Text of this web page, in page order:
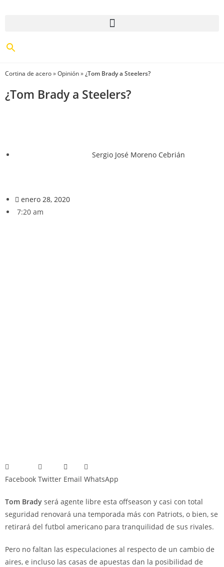
Cortina de acero»Opinión» ¿Tom Brady a Steelers?
¿Tom Brady a Steelers?
Sergio José Moreno Cebrián
enero 28, 2020
7:20 am
Facebook Twitter Email WhatsApp
Tom Brady será agente libre esta offseason y casi con total
seguridad renovará una temporada más con Patriots, o bien, se
retirará del futbol americano para tranquilidad de sus rivales.
Pero no faltan las especulaciones al respecto de un cambio de
aires, e incluso las casas de apuestas dan la posibilidad de